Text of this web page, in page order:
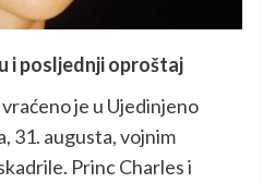
i posljednji oproštaj
je u Ujedinjeno
31. augusta, vojnim
Princ Charles i